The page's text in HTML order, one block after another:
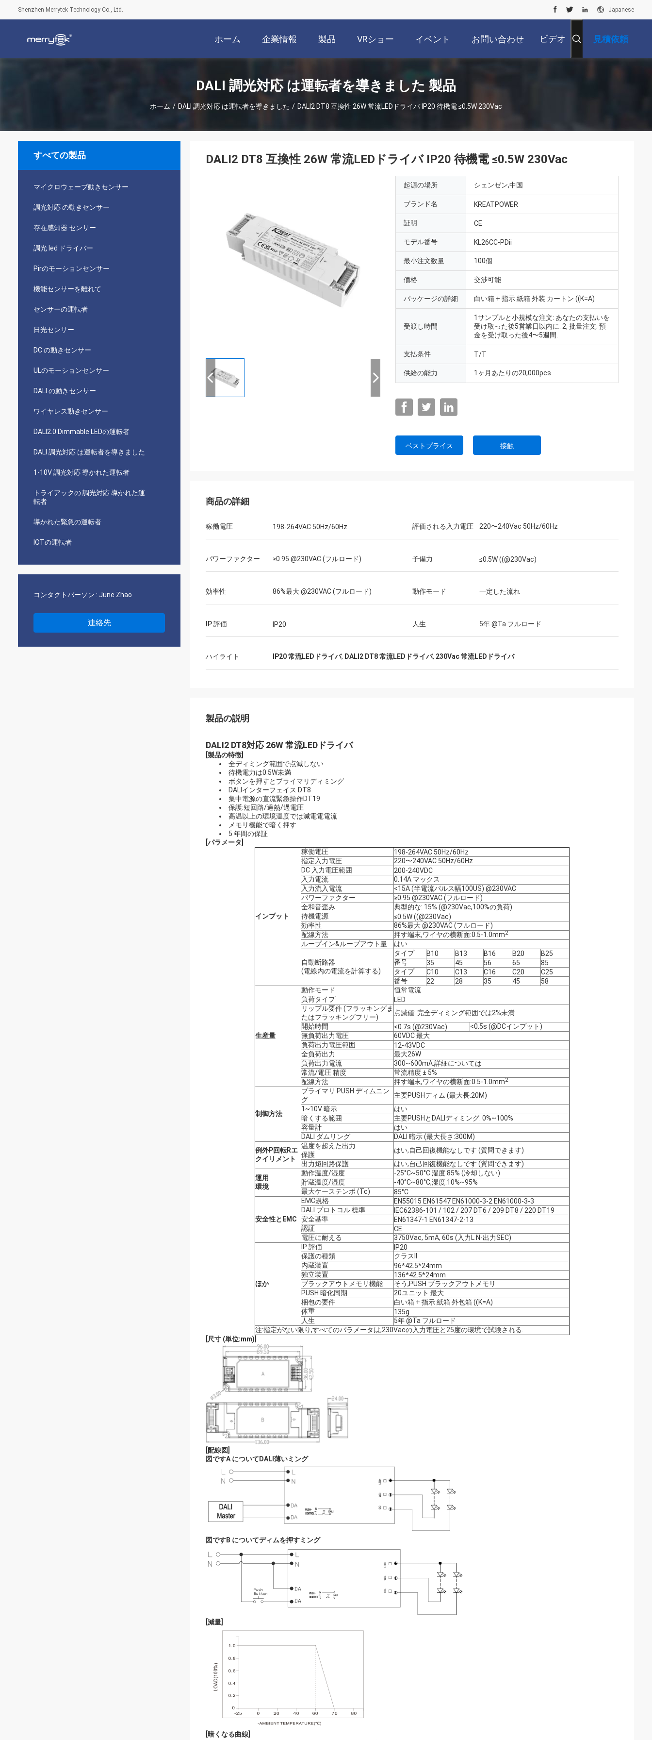
Shenzhen Merrytek Technology Co., Ltd. Japanese
ホーム 企業情報 製品 VRショー イベント お問い合わせ ビデオ 見積依頼
DALI 調光対応 は運転者を導きました 製品
ホーム / DALI 調光対応 は運転者を導きました / DALI2 DT8 互換性 26W 常流LEDドライバ IP20 待機電 ≤0.5W 230Vac
すべての製品
マイクロウェーブ動きセンサー
調光対応 の動きセンサー
存在感知器 センサー
調光 led ドライバー
Pirのモーションセンサー
機能センサーを離れて
センサーの運転者
日光センサー
DC の動きセンサー
ULのモーションセンサー
DALI の動きセンサー
ワイヤレス動きセンサー
DALI2.0 Dimmable LEDの運転者
DALI 調光対応 は運転者を導きました
1-10V 調光対応 導かれた運転者
トライアックの 調光対応 導かれた運
転者
導かれた緊急の運転者
IOTの運転者
コンタクトパーソン : June Zhao
連絡先
DALI2 DT8 互換性 26W 常流LEDドライバ IP20 待機電 ≤0.5W 230Vac
起源の場所 シェンゼン,中国
ブランド名 KREATPOWER
証明 CE
モデル番号 KL26CC-PDii
最小注文数量 100個
価格 交渉可能
パッケージの詳細 白い箱 + 指示 紙箱 外装 カートン ((K=A)
受渡し時間
1サンプルと小規模な注文: あなたの支払いを
受け取った後5営業日以内に. 2, 批量注文: 預
金を受け取った後4〜5週間.
支払条件 T/T
供給の能力 1ヶ月あたりの20,000pcs
ベストプライス 接触
商品の詳細
稼働電圧 198-264VAC 50Hz/60Hz 評価される入力電圧 220〜240Vac 50Hz/60Hz
パワーファクター ≥0.95 @230VAC (フルロード) 予備力 ≤0.5W ((@230Vac)
効率性 86%最大 @230VAC (フルロード) 動作モード 一定した流れ
IP 評価 IP20 人生 5年 @Ta フルロード
ハイライト IP20 常流LEDドライバ, DALI2 DT8 常流LEDドライバ, 230Vac 常流LEDドライバ
製品の説明
DALI2 DT8対応 26W 常流LEDドライバ
製品の特徴
全ディミング範囲で点滅しない
待機電力は0.5W未満
ボタンを押すとプライマリディミング
DALIインターフェイス DT8
集中電源の直流緊急操作DT19
保護:短回路/過熱/過電圧
高温以上の環境温度では減電電電流
メモリ機能で暗く押す
5 年間の保証
パラメータ
インプット
稼働電圧
198-264VAC 50Hz/60Hz
指定入力電圧
220〜240VAC 50Hz/60Hz
DC 入力電圧範囲
200-240VDC
入力電流
0.14A マックス
入力流入電流
<15A (半電流パルス幅100US) @230VAC
パワーファクター
≥0.95 @230VAC (フルロード)
全和音歪み
典型的な: 15% (@230Vac,100%の負荷)
待機電源
≤0.5W ((@230Vac)
効率性
86%最大 @230VAC (フルロード)
配線方法
押す端末,ワイヤの横断面:0.5-1.0mm2
ループイン&ループアウト量 はい
自動断路器
(電線内の電流を計算する)
タイプ B10 B13 B16 B20
B25
番号
35 45 56 65
85
タイプ
C10 C13 C16 C20
C25
番号
22 28 35 45 58
生産量
動作モード
恒常電流
負荷タイプ
LED
リップル要件 (フラッキングま
たはフラッキングフリー)
点滅値: 完全ディミング範囲では2%未満
開始時間
<0.7s (@230Vac)
<0.5s (@DCインプット)
無負荷出力電圧
60VDC 最大
負荷出力電圧範囲
12-43VDC
全負荷出力
最大26W
負荷出力電流
300~600mA:詳細については
常流/電圧 精度
常流精度 ± 5%
配線方法
押す端末,ワイヤの横断面:0.5-1.0mm2
制御方法
プライマリ PUSH ディムニン
グ
主要PUSHディム (最大長:20M)
1~10V 暗示
はい
暗くする範囲
主要PUSHとDALIディミング: 0%~100%
容量計
はい
DALI ダムリング
DALI 暗示 (最大長さ:300M)
例外P回転Rエ
クイリメント
温度を超えた出力
保護
はい,自己回復機能なしです (質問できます)
出力短回路保護
はい,自己回復機能なしです (質問できます)
運用
環境
動作温度/湿度
-25°C~50°C 湿度:85% (冷却しない)
貯蔵温度/湿度
-40°C~80°C,湿度:10%~95%
最大ケーステンポ (Tc)
85°C
安全性とEMC
EMC規格
EN55015 EN61547 EN61000-3-2 EN61000-3-3
DALI プロトコル 標準
IEC62386-101 / 102 / 207 DT6 / 209 DT8 / 220 DT19
安全基準
EN61347-1 EN61347-2-13
認証
CE
電圧に耐える
3750Vac, 5mA, 60s (入力L N-出力SEC)
ほか
IP 評価
IP20
保護の種類
クラスII
内蔵装置
96*42.5*24mm
独立装置
136*42.5*24mm
ブラックアウトメモリ機能
そう,PUSH ブラックアウトメモリ
PUSH 暗化同期
20ユニット 最大
梱包の要件
白い箱 + 指示 紙箱 外包箱 ((K=A)
体重
135g
人生
5年 @Ta フルロード
注:指定がない限り,すべてのパラメータは,230Vacの入力電圧と25度の環境で試験される.
尺寸 (単位:mm)
配線図
図ですA について DALI 薄いミング
図ですB についてディムを押すミング
減量
暗くなる曲線